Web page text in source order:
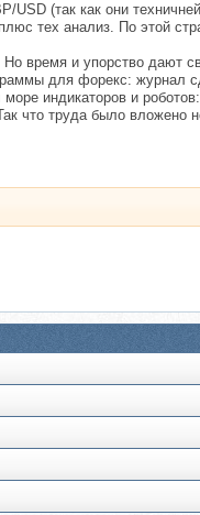
USD (так как они
тех анализ. По этой
время и упорство дают
для форекс: журнал
индикаторов и
что труда было